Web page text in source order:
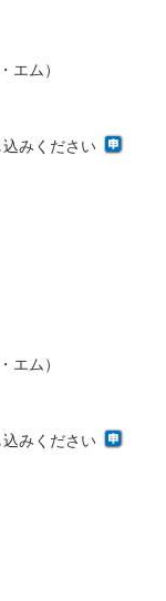
エム）
みください
エム）
みください